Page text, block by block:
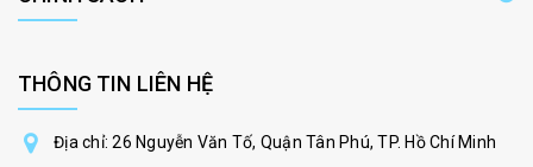
THÔNG TIN LIÊN HỆ
Địa chỉ: 26 Nguyễn Văn Tố, Quận Tân Phú, TP. Hồ Chí Minh